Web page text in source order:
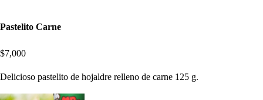
Pastelito Carne
$7,000
Delicioso pastelito de hojaldre relleno de carne 125 g.